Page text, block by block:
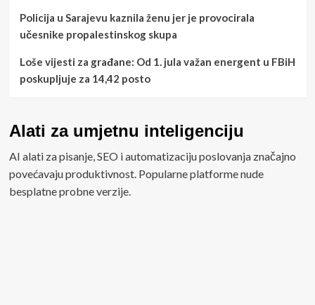
Policija u Sarajevu kaznila ženu jer je provocirala
učesnike propalestinskog skupa
Loše vijesti za građane: Od 1. jula važan energent u FBiH
poskupljuje za 14,42 posto
Alati za umjetnu inteligenciju
AI alati za pisanje, SEO i automatizaciju poslovanja značajno
povećavaju produktivnost. Popularne platforme nude
besplatne probne verzije.